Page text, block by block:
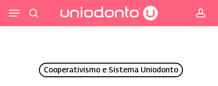
para
Menu
Cooperativismo e Sistema Uniodonto